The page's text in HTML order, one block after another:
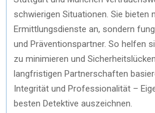
schwierigen Situationen. Sie bieten
Ermittlungsdienste an, sondern
und Präventionspartner. So helfen
zu minimieren und
langfristigen Partnerschaften
Integrität und Professionalität –
besten Detektive auszeichnen.